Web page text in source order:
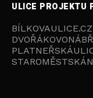
ULICE PROJEKTU